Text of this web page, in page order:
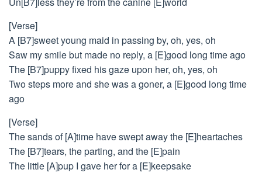
[Verse]
A [B7]sweet young maid in passing by, oh, yes, oh
Saw my smile but made no reply, a [E]good long time ago
The [B7]puppy fixed his gaze upon her, oh, yes, oh
Two steps more and she was a goner, a [E]good long time
ago
[Verse]
The sands of [A]time have swept away the [E]heartaches
The [B7]tears, the parting, and the [E]pain
The little [A]pup I gave her for a [E]keepsake